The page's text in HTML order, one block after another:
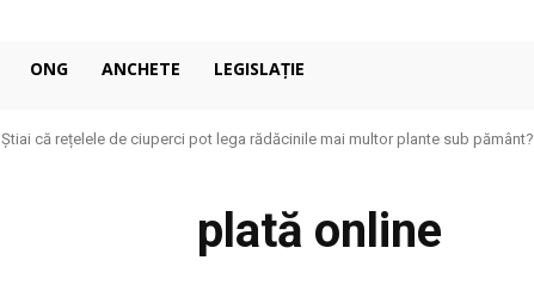
ONG ANCHETE LEGISLAȚIE
Știai că rețelele de ciuperci pot lega rădăcinile mai multor plante sub pământ?
plată online